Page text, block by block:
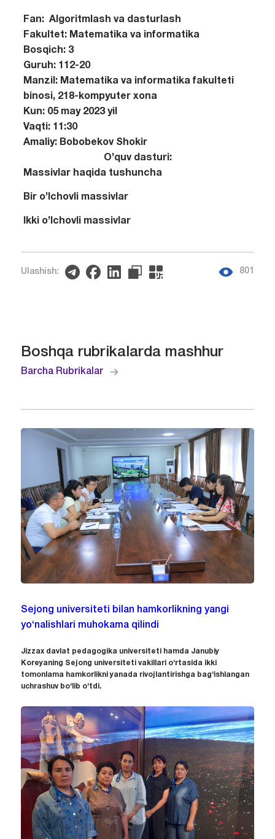
Fan: Algoritmlash va dasturlash
Fakultet:Matematika va informatika
Bosqich: 3
Guruh:112-20
Manzil:Matematika va informatika fakulteti
binosi, 218-kompyuter xona
Kun: 05 may 2023 yil
Vaqti:11:30
Amaliy: Bobobekov Shokir
O’quv dasturi:
Massivlar haqida tushuncha
Bir o’lchovli massivlar
Ikki o’lchovli massivlar
Ulashish: 801
Boshqa rubrikalarda mashhur
Barcha Rubrikalar
Sejong universiteti bilan hamkorlikning yangi
yo‘nalishlari muhokama qilindi
Jizzax davlat pedagogika universiteti hamda Janubiy
Koreyaning Sejong universiteti vakillari o‘rtasida ikki
tomonlama hamkorlikni yanada rivojlantirishga bag‘ishlangan
uchrashuv bo‘lib o‘tdi.